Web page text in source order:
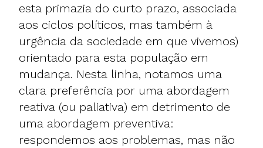
esta primazia do curto prazo, associada
aos ciclos políticos, mas também à
urgência da sociedade em que vivemos)
orientado para esta população em
mudança. Nesta linha, notamos uma
clara preferência por uma abordagem
reativa (ou paliativa) em detrimento de
uma abordagem preventiva:
respondemos aos problemas, mas não